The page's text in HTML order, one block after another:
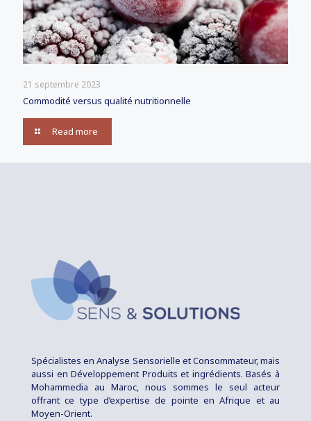
21 septembre 2023
Commodité versus qualité nutritionnelle
Read more
Spécialistes en Analyse Sensorielle et Consommateur, mais
aussi en Développement Produits et ingrédients. Basés à
Mohammedia au Maroc, nous sommes le seul acteur
offrant ce type d’expertise de pointe en Afrique et au
Moyen-Orient.